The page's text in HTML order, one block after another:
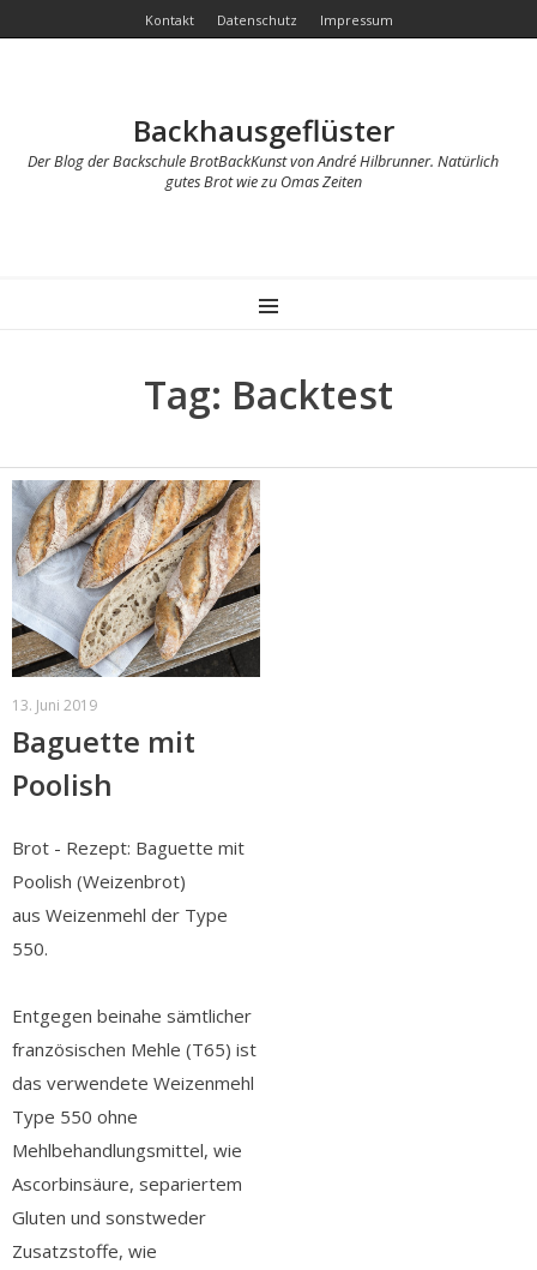
Kontakt Datenschutz Impressum
Backhausgeflüster
Der Blog der Backschule BrotBackKunst von André Hilbrunner. Natürlich
gutes Brot wie zu Omas Zeiten
MENU
Tag: Backtest
13. Juni 2019
Baguette mit
Poolish
Brot - Rezept: Baguette mit
Poolish (Weizenbrot)
aus Weizenmehl der Type
550.
Entgegen beinahe sämtlicher
französischen Mehle (T65) ist
das verwendete Weizenmehl
Type 550 ohne
Mehlbehandlungsmittel, wie
Ascorbinsäure, separiertem
Gluten und sonstweder
Zusatzstoffe, wie